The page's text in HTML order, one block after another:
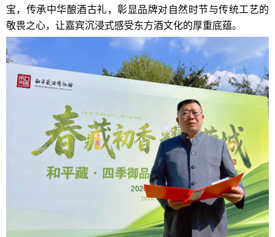
宝，传承中华酿酒古礼，彰显品牌对自然时节与传统工艺的
敬畏之心，让嘉宾沉浸式感受东方酒文化的厚重底蕴。